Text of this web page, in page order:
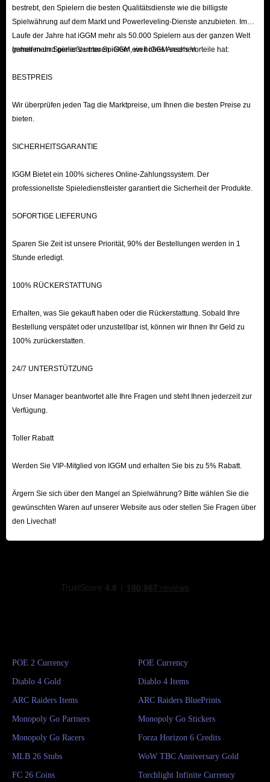
bestrebt, den Spielern die besten Qualitätsdienste wie die billigste
Spielwährung auf dem Markt und Powerleveling-Dienste anzubieten. Im
Laufe der Jahre hat iGGM mehr als 50.000 Spielern aus der ganzen Welt
geholfen und genießt unter Spielern ein hohes Ansehen.
Immer mehr Spieler vertrauen iGGM, weil iGGM sechs Vorteile hat:
BESTPREIS
Wir überprüfen jeden Tag die Marktpreise, um Ihnen die besten Preise zu
bieten.
SICHERHEITSGARANTIE
IGGM Bietet ein 100% sicheres Online-Zahlungssystem. Der
professionellste Spieledienstleister garantiert die Sicherheit der Produkte.
SOFORTIGE LIEFERUNG
Sparen Sie Zeit ist unsere Priorität, 90% der Bestellungen werden in 1
Stunde erledigt.
100% RÜCKERSTATTUNG
Erhalten, was Sie gekauft haben oder die Rückerstattung. Sobald Ihre
Bestellung verspätet oder unzustellbar ist, können wir Ihnen Ihr Geld zu
100% zurückerstatten.
24/7 UNTERSTÜTZUNG
Unser Manager beantwortet alle Ihre Fragen und steht Ihnen jederzeit zur
Verfügung.
Toller Rabatt
Werden Sie VIP-Mitglied von IGGM und erhalten Sie bis zu 5% Rabatt.
Ärgern Sie sich über den Mangel an Spielwährung? Bitte wählen Sie die
gewünschten Waren auf unserer Website aus oder stellen Sie Fragen über
den Livechat!
POE 2 Currency POE Currency
Diablo 4 Gold Diablo 4 Items
ARC Raiders Items ARC Raiders BluePrints
Monopoly Go Partners Monopoly Go Stickers
Monopoly Go Racers Forza Horizon 6 Credits
MLB 26 Stubs WoW TBC Anniversary Gold
FC 26 Coins Torchlight Infinite Currency